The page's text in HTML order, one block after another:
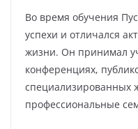
Во время обучения
успехи и отличался
жизни. Он принимал
конференциях,
специализированных
профессиональные